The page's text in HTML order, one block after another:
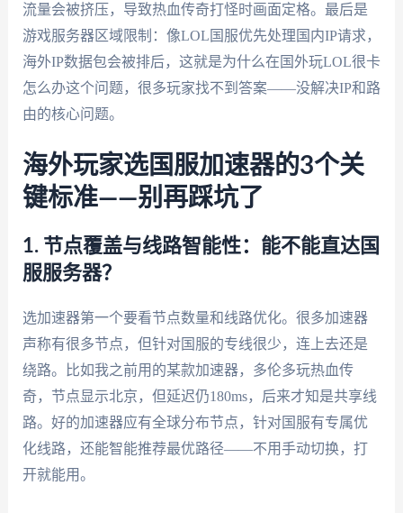
流量会被挤压，导致热血传奇打怪时画面定格。最后是
游戏服务器区域限制：像LOL国服优先处理国内IP请求，
海外IP数据包会被排后，这就是为什么在国外玩LOL很卡
怎么办这个问题，很多玩家找不到答案——没解决IP和路
由的核心问题。
海外玩家选国服加速器的3个关
键标准——别再踩坑了
1. 节点覆盖与线路智能性：能不能直达国
服服务器？
选加速器第一个要看节点数量和线路优化。很多加速器
声称有很多节点，但针对国服的专线很少，连上去还是
绕路。比如我之前用的某款加速器，多伦多玩热血传
奇，节点显示北京，但延迟仍180ms，后来才知是共享线
路。好的加速器应有全球分布节点，针对国服有专属优
化线路，还能智能推荐最优路径——不用手动切换，打
开就能用。